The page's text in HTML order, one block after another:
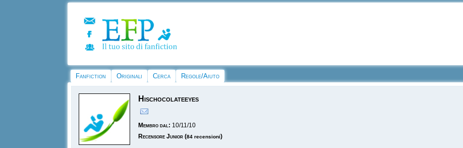
Fanfiction Originali Cerca Regole/Aiuto
Hischocolateeyes
Membro dal: 10/11/10
Recensore Junior (84 recensioni)